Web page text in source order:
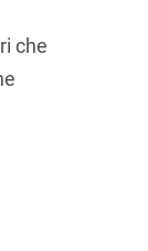
che